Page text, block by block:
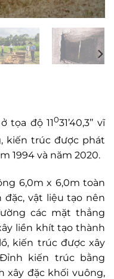
tọa độ 11031’40,3’’ vĩ
kiến trúc được phát
1994 và năm 2020.
6,0m x 6,0m toàn
vật liệu tạo nên
các mặt thẳng
liền khít tạo thành
kiến trúc được xây
kiến trúc bằng
xây đặc khối vuông,